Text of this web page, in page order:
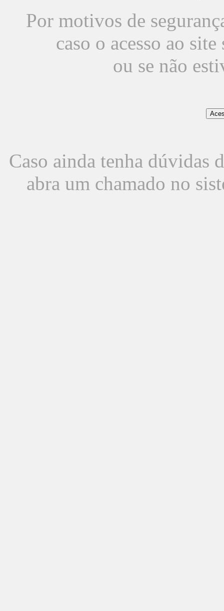
Por motivos de
caso o acesso ao
ou se não
Caso ainda tenha dúvidas
abra um chamado no